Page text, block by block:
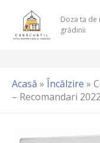
content
Doza ta de
grădinii
Acasă » Încălzire »
– Recomandari 2022